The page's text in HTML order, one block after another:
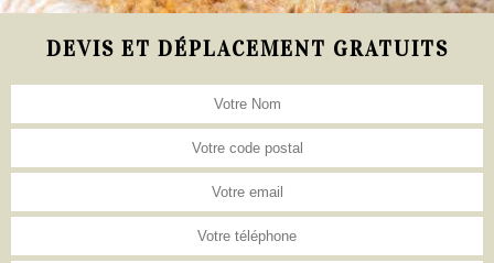
DEVIS ET DÉPLACEMENT GRATUITS